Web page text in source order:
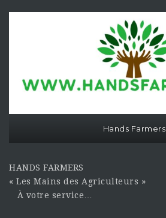
Hands Farmers
HANDS FARMERS
« Les Mains des Agriculteurs »
À votre service…